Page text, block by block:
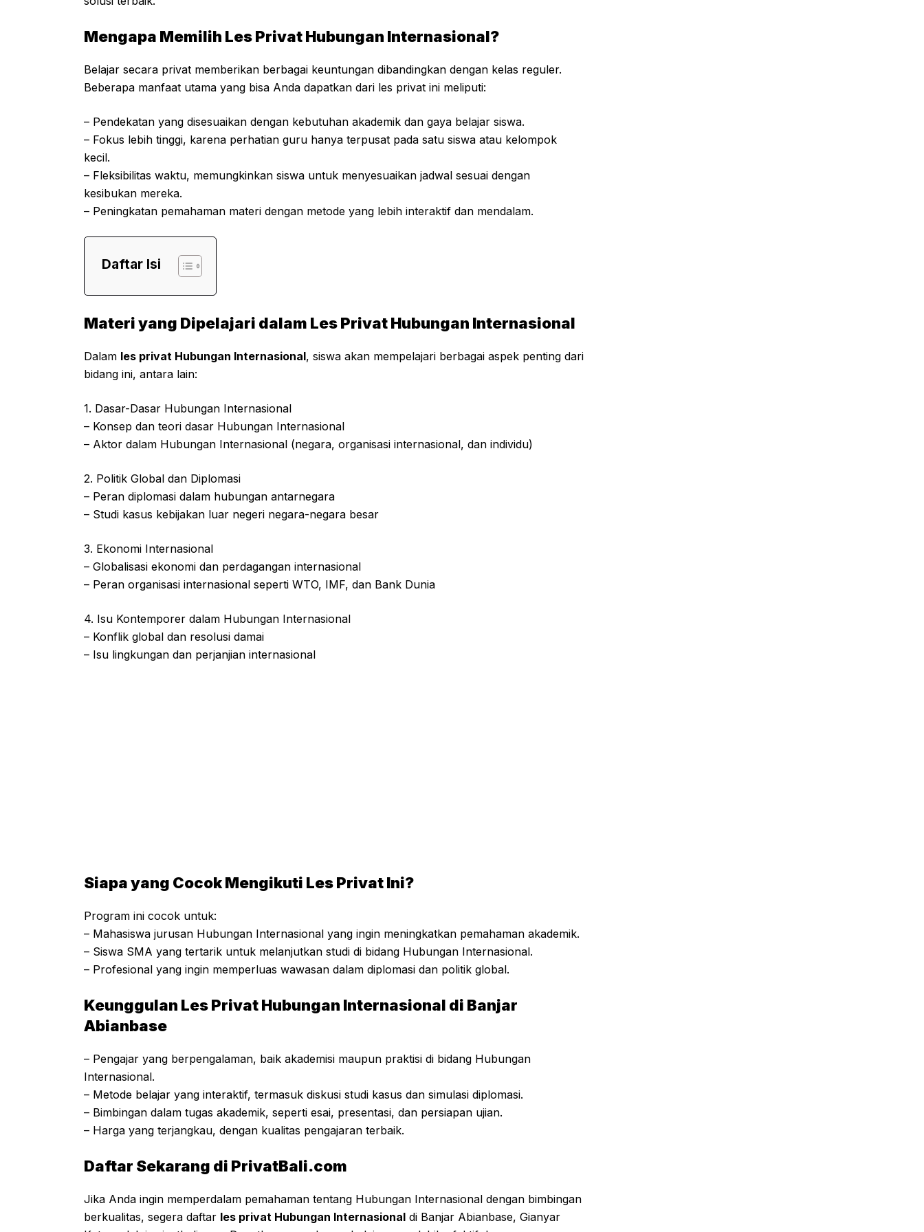
Mengapa Memilih Les Privat Hubungan Internasional?
Belajar secara privat memberikan berbagai keuntungan dibandingkan dengan kelas reguler.
Beberapa manfaat utama yang bisa Anda dapatkan dari les privat ini meliputi:
– Pendekatan yang disesuaikan dengan kebutuhan akademik dan gaya belajar siswa.
– Fokus lebih tinggi, karena perhatian guru hanya terpusat pada satu siswa atau kelompok
kecil.
– Fleksibilitas waktu, memungkinkan siswa untuk menyesuaikan jadwal sesuai dengan
kesibukan mereka.
– Peningkatan pemahaman materi dengan metode yang lebih interaktif dan mendalam.
Daftar Isi
Materi yang Dipelajari dalam Les Privat Hubungan Internasional
Dalam les privat Hubungan Internasional, siswa akan mempelajari berbagai aspek penting dari
bidang ini, antara lain:
1. Dasar-Dasar Hubungan Internasional
– Konsep dan teori dasar Hubungan Internasional
– Aktor dalam Hubungan Internasional (negara, organisasi internasional, dan individu)
2. Politik Global dan Diplomasi
– Peran diplomasi dalam hubungan antarnegara
– Studi kasus kebijakan luar negeri negara-negara besar
3. Ekonomi Internasional
– Globalisasi ekonomi dan perdagangan internasional
– Peran organisasi internasional seperti WTO, IMF, dan Bank Dunia
4. Isu Kontemporer dalam Hubungan Internasional
– Konflik global dan resolusi damai
– Isu lingkungan dan perjanjian internasional
Siapa yang Cocok Mengikuti Les Privat Ini?
Program ini cocok untuk:
– Mahasiswa jurusan Hubungan Internasional yang ingin meningkatkan pemahaman akademik.
– Siswa SMA yang tertarik untuk melanjutkan studi di bidang Hubungan Internasional.
– Profesional yang ingin memperluas wawasan dalam diplomasi dan politik global.
Keunggulan Les Privat Hubungan Internasional di Banjar
Abianbase
– Pengajar yang berpengalaman, baik akademisi maupun praktisi di bidang Hubungan
Internasional.
– Metode belajar yang interaktif, termasuk diskusi studi kasus dan simulasi diplomasi.
– Bimbingan dalam tugas akademik, seperti esai, presentasi, dan persiapan ujian.
– Harga yang terjangkau, dengan kualitas pengajaran terbaik.
Daftar Sekarang di PrivatBali.com
Jika Anda ingin memperdalam pemahaman tentang Hubungan Internasional dengan bimbingan
berkualitas, segera daftar les privat Hubungan Internasional di Banjar Abianbase, Gianyar